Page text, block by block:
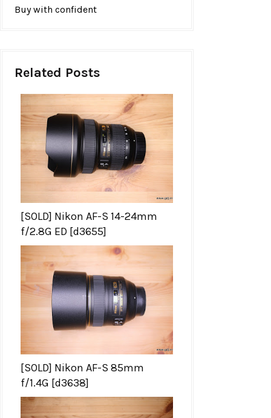
Buy with confident
Related Posts
[SOLD] Nikon AF-S 14-24mm
f/2.8G ED [d3655]
[SOLD] Nikon AF-S 85mm
f/1.4G [d3638]